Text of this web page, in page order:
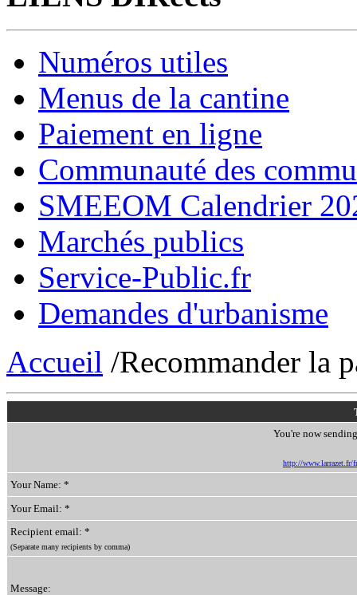
Numéros utiles
Menus de la cantine
Paiement en ligne
Communauté des
SMEEOM Calendrier
Marchés publics
Service-Public.fr
Demandes d'urbanisme
Accueil /Recommander la
You're now
http://www.larrazet.fr/
Your Name: *
Your Email: *
Recipient email: *
(Separate many recipients by comma)
Message: